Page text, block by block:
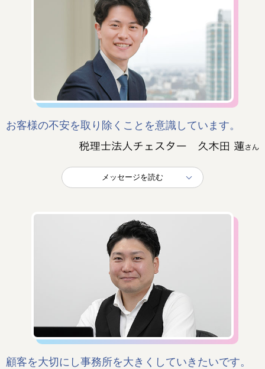
お客様の不安を取り除くことを意識しています。
メッセージを読む
顧客を大切にし事務所を大きくしていきたいです。